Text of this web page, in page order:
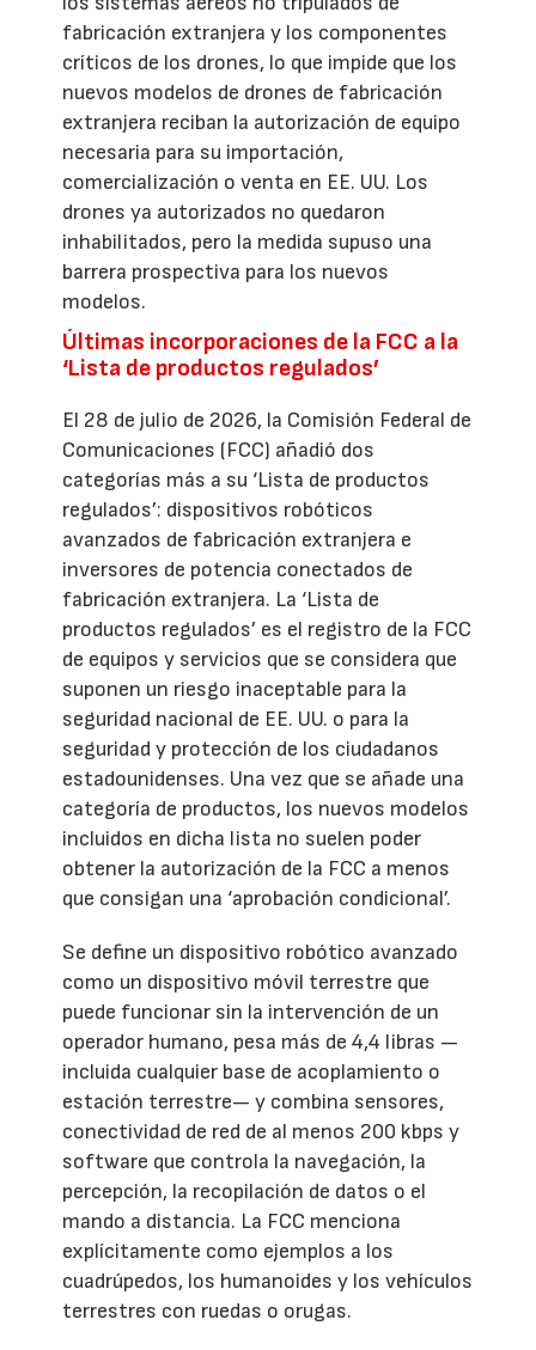
fabricación extranjera y los componentes
críticos de los drones, lo que impide que los
nuevos modelos de drones de fabricación
extranjera reciban la autorización de equipo
necesaria para su importación,
comercialización o venta en EE. UU. Los
drones ya autorizados no quedaron
inhabilitados, pero la medida supuso una
barrera prospectiva para los nuevos
modelos.
Últimas incorporaciones de la FCC a la
‘Lista de productos regulados’
El 28 de julio de 2026, la Comisión Federal de
Comunicaciones (FCC) añadió dos
categorías más a su ‘Lista de productos
regulados’: dispositivos robóticos
avanzados de fabricación extranjera e
inversores de potencia conectados de
fabricación extranjera. La ‘Lista de
productos regulados’ es el registro de la FCC
de equipos y servicios que se considera que
suponen un riesgo inaceptable para la
seguridad nacional de EE. UU. o para la
seguridad y protección de los ciudadanos
estadounidenses. Una vez que se añade una
categoría de productos, los nuevos modelos
incluidos en dicha lista no suelen poder
obtener la autorización de la FCC a menos
que consigan una ‘aprobación condicional’.
Se define un dispositivo robótico avanzado
como un dispositivo móvil terrestre que
puede funcionar sin la intervención de un
operador humano, pesa más de 4,4 libras —
incluida cualquier base de acoplamiento o
estación terrestre— y combina sensores,
conectividad de red de al menos 200 kbps y
software que controla la navegación, la
percepción, la recopilación de datos o el
mando a distancia. La FCC menciona
explícitamente como ejemplos a los
cuadrúpedos, los humanoides y los vehículos
terrestres con ruedas o orugas.